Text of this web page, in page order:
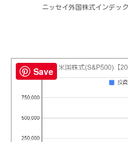
ニッセイ外国株式インデッ
Save